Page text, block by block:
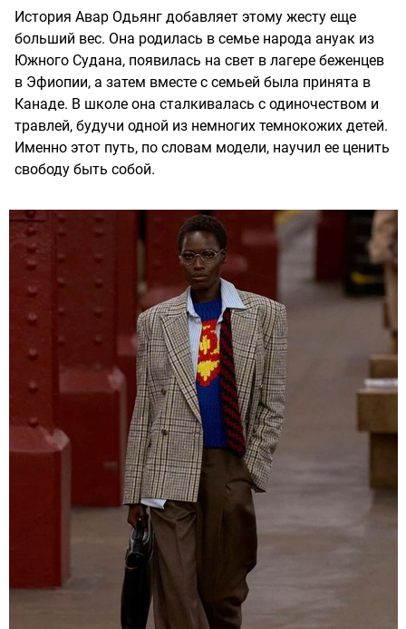
История Авар Одьянг добавляет этому жесту еще
больший вес. Она родилась в семье народа ануак из
Южного Судана, появилась на свет в лагере беженцев
в Эфиопии, а затем вместе с семьей была принята в
Канаде. В школе она сталкивалась с одиночеством и
травлей, будучи одной из немногих темнокожих детей.
Именно этот путь, по словам модели, научил ее ценить
свободу быть собой.